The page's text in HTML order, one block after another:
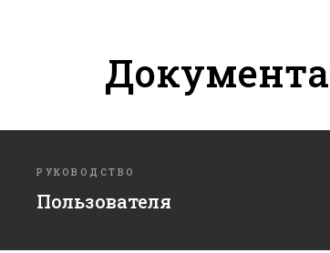
РУКОВОДСТВО
Пользователя